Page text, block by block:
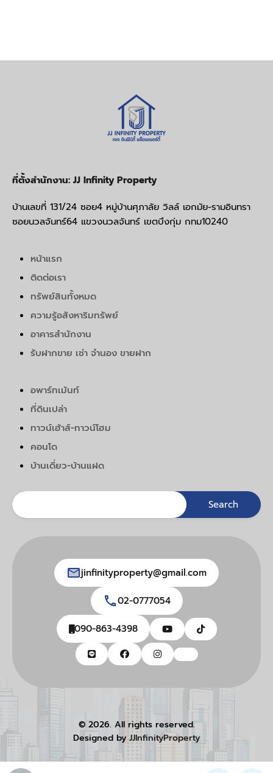
ที่ตั้งสำนักงาน: JJ Infinity Property
บ้านเลขที่ 131/24 ซอย4 หมู่บ้านศุภาลัย วิลล์ เอกมัย-รามอินทรา
ซอยนวลจันทร์64 แขวงนวลจันทร์ เขตบึงกุ่ม กทม10240
หน้าแรก
ติดต่อเรา
ทรัพย์สินทั้งหมด
ความรู้อสังหาริมทรัพย์
อาคารสำนักงาน
รับฝากขาย เช่า จำนอง ขายฝาก
อพาร์ทเม้นท์
ที่ดินเปล่า
ทาวน์เฮ้าส์-ทาวน์โฮม
คอนโด
บ้านเดี่ยว-บ้านแฝด
jinfinityproperty@gmail.com
02-0777054
090-863-4398
© 2026. All rights reserved.
Designed by JJInfinityProperty